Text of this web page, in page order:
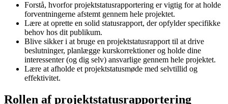
Forstå, hvorfor projektstatusrapportering er vigtig for at holde
forventningerne afstemt gennem hele projektet.
Lære at oprette en solid statusrapport, der opfylder specifikke
behov hos dit publikum.
Blive sikker i at bruge en projektstatusrapport til at drive
beslutninger, planlægge kurskorrektioner og holde dine
interessenter (og dig selv) ansvarlige gennem hele projektet.
Lære at afholde et projektstatusmøde med selvtillid og
effektivitet.
Rollen af projektstatusrapportering